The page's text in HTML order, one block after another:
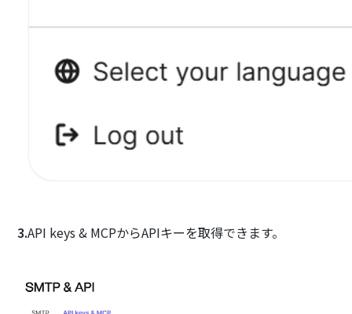
3.API keys & MCPからAPIキーを取得できます。